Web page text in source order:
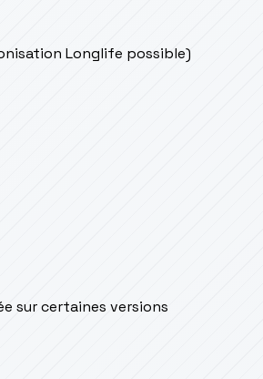
Longlife possible)
sur certaines versions